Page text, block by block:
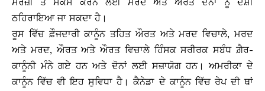
ਠਹਿਰਾਇਆ ਜਾ ਸਕਦਾ ਹੈ।
ਰੂਸ ਵਿੱਚ ਫ਼ੌਜਦਾਰੀ ਕਾਨੂੰਨ ਤਹਿਤ ਔਰਤ ਅਤੇ ਮਰਦ ਵਿਚਾਲੇ, ਮਰਦ
ਅਤੇ ਮਰਦ, ਔਰਤ ਅਤੇ ਔਰਤ ਵਿਚਾਲੇ ਹਿੰਸਕ ਸਰੀਰਕ ਸਬੰਧ ਗ਼ੈਰ-
ਕਾਨੂੰਨੀ ਮੰਨੇ ਗਏ ਹਨ ਅਤੇ ਦੋਨਾਂ ਲਈ ਸਜ਼ਾਯੋਗ ਹਨ। ਅਮਰੀਕਾ ਦੇ
ਕਾਨੂੰਨ ਵਿੱਚ ਵੀ ਇਹ ਸੁਵਿਧਾ ਹੈ। ਕੈਨੇਡਾ ਦੇ ਕਾਨੂੰਨ ਵਿੱਚ ਰੇਪ ਦੀ ਥਾਂ